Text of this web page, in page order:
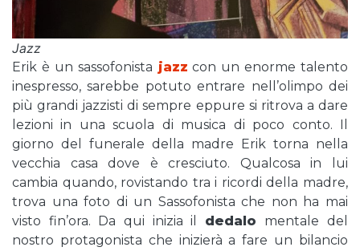
Jazz
Erik è un sassofonista jazz con un enorme talento
inespresso, sarebbe potuto entrare nell’olimpo dei
più grandi jazzisti di sempre eppure si ritrova a dare
lezioni in una scuola di musica di poco conto. Il
giorno del funerale della madre Erik torna nella
vecchia casa dove è cresciuto. Qualcosa in lui
cambia quando, rovistando tra i ricordi della madre,
trova una foto di un Sassofonista che non ha mai
visto fin’ora. Da qui inizia il dedalo mentale del
nostro protagonista che inizierà a fare un bilancio